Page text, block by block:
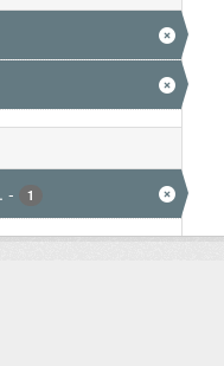
- 1